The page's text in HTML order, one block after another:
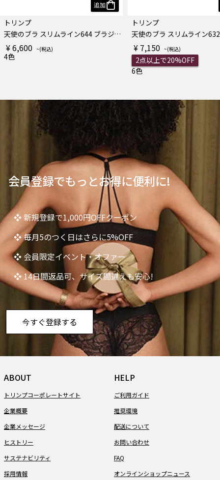
追加
トリンプ
天使のブラ スリムライン644 ブラジャー
¥ 6,600
4色
トリンプ
¥ 7,150
2点以上で20%OFF
6色
会員登録でもっとお得に便利に!
❖ 新規登録で1,000円OFFクーポン
❖ 毎月5のつく日はさらに5%OFF
❖ 会員限定イベント・オファー
❖ 14日間返品可、サイズ間違えも安心!
今すぐ登録する
ABOUT
トリンプコーポレートサイト
企業概要
企業メッセージ
ヒストリー
サステナビリティ
採用情報
HELP
ご利用ガイド
推奨環境
配送について
お問い合わせ
FAQ
オンラインショップニュース